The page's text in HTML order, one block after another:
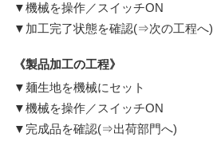
▼機械を操作／スイッチON
▼加工完了状態を確認(⇒次の工程へ)
《製品加工の工程》
▼麺生地を機械にセット
▼機械を操作／スイッチON
▼完成品を確認(⇒出荷部門へ)